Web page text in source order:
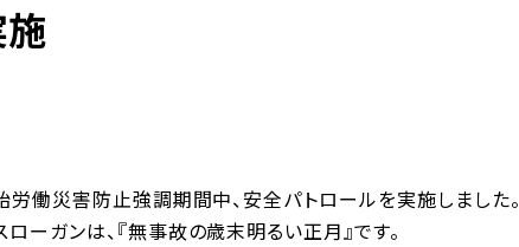
働災害防止強調期間中、安全パトロールを実施しました。
ローガンは、『無事故の歳末明るい正月』です。